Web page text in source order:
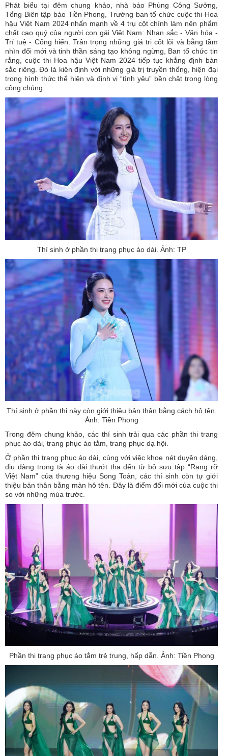
Phát biểu tại đêm chung khảo, nhà báo Phùng Công Sưởng,
Tổng Biên tập báo Tiền Phong, Trưởng ban tổ chức cuộc thi Hoa
hậu Việt Nam 2024 nhấn mạnh về 4 trụ cột chính làm nên phẩm
chất cao quý của người con gái Việt Nam: Nhan sắc - Văn hóa -
Trí tuệ - Cống hiến. Trân trọng những giá trị cốt lõi và bằng tầm
nhìn đổi mới và tinh thần sáng tạo không ngừng, Ban tổ chức tin
rằng, cuộc thi Hoa hậu Việt Nam 2024 tiếp tục khẳng định bản
sắc riêng. Đó là kiên định với những giá trị truyền thống, hiện đại
trong hình thức thể hiện và định vị “tình yêu” bền chặt trong lòng
công chúng.
Thí sinh ở phần thi trang phục áo dài. Ảnh: TP
Thí sinh ở phần thi này còn giới thiệu bản thân bằng cách hô tên.
Ảnh: Tiền Phong
Trong đêm chung khảo, các thí sinh trải qua các phần thi trang
phục áo dài, trang phục áo tắm, trang phục dạ hội.
Ở phần thi trang phục áo dài, cùng với việc khoe nét duyên dáng,
dịu dàng trong tà áo dài thướt tha đến từ bộ sưu tập “Rạng rỡ
Việt Nam” của thương hiệu Song Toàn, các thí sinh còn tự giới
thiệu bản thân bằng màn hô tên. Đây là điểm đổi mới của cuộc thi
so với những mùa trước.
Phần thi trang phục áo tắm trẻ trung, hấp dẫn. Ảnh: Tiền Phong